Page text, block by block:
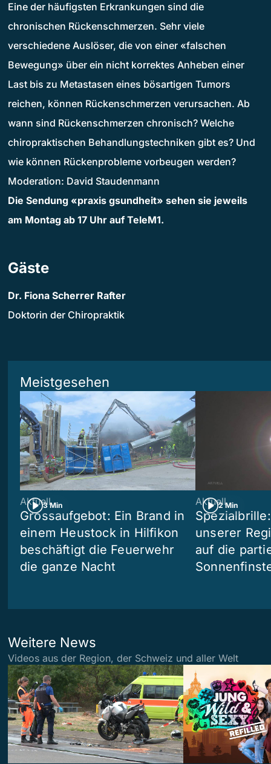
Eine der häufigsten Erkrankungen sind die
chronischen Rückenschmerzen. Sehr viele
verschiedene Auslöser, die von einer «falschen
Bewegung» über ein nicht korrektes Anheben einer
Last bis zu Metastasen eines bösartigen Tumors
reichen, können Rückenschmerzen verursachen. Ab
wann sind Rückenschmerzen chronisch? Welche
chiropraktischen Behandlungstechniken gibt es? Und
wie können Rückenprobleme vorbeugen werden?
Moderation: David Staudenmann
Die Sendung «praxis gsundheit» sehen sie jeweils
am Montag ab 17 Uhr auf TeleM1.
Gäste
Dr. Fiona Scherrer Rafter
Doktorin der Chiropraktik
Meistgesehen
3 Min
Aktuell
Grossaufgebot: Ein Brand in
einem Heustock in Hilfikon
beschäftigt die Feuerwehr
die ganze Nacht
2 Min
Aktuell
unserer
auf die
Weitere News
Videos aus der Region, der Schweiz und aller Welt